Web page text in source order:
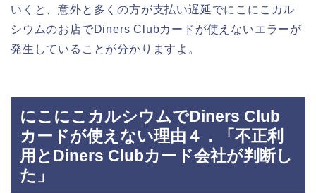
いくと、意外と多くの方が支払い遅延でにこにこカル
シウムのお店でDiners Clubカードが使えないエラーが
発生していることが分かりますよ。
にこにこカルシウムでDiners Club
カードが使えない理由４．「不正利
用とDiners Clubカード会社が判断し
た」